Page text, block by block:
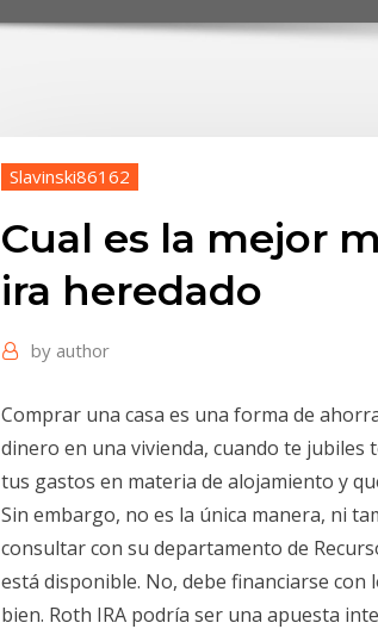
Slavinski86162
Cual es la mejor
ira heredado
by author
Comprar una casa es una forma de
dinero en una vivienda, cuando te
tus gastos en materia de alojamiento y
Sin embargo, no es la única manera, ni
consultar con su departamento de
está disponible. No, debe financiarse
bien. Roth IRA podría ser una apuesta